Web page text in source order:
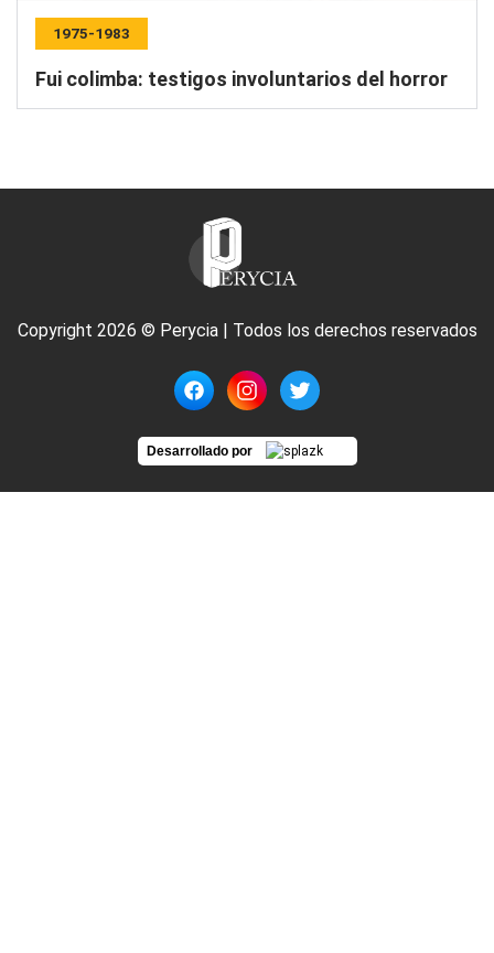
1975-1983
Fui colimba: testigos involuntarios del horror
Copyright 2026 © Perycia | Todos los derechos reservados
Desarrollado por